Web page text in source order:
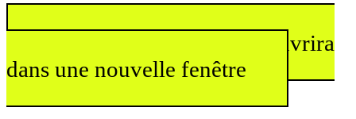
Ce lien s'ouvrira
dans une nouvelle fenêtre